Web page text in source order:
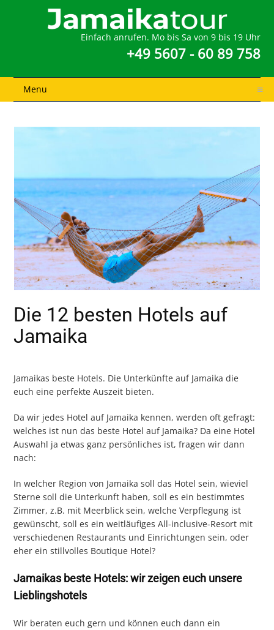
Einfach anrufen. Mo bis Sa von 9 bis 19 Uhr
+49 5607 - 60 89 758
Menu
Die 12 besten Hotels auf
Jamaika
Jamaikas beste Hotels. Die Unterkünfte auf Jamaika die
euch eine perfekte Auszeit bieten.
Da wir jedes Hotel auf Jamaika kennen, werden oft gefragt:
welches ist nun das beste Hotel auf Jamaika? Da eine Hotel
Auswahl ja etwas ganz persönliches ist, fragen wir dann
nach:
In welcher Region von Jamaika soll das Hotel sein, wieviel
Sterne soll die Unterkunft haben, soll es ein bestimmtes
Zimmer, z.B. mit Meerblick sein, welche Verpflegung ist
gewünscht, soll es ein weitläufiges All-inclusive-Resort mit
verschiedenen Restaurants und Einrichtungen sein, oder
eher ein stillvolles Boutique Hotel?
Jamaikas beste Hotels: wir zeigen euch unsere
Lieblingshotels
Wir beraten euch gern und können euch dann ein